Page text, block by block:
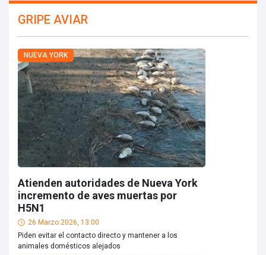
GRIPE AVIAR
NUEVA YORK
Atienden autoridades de Nueva York
incremento de aves muertas por
H5N1
26 Marzo 2026, 13:00
Piden evitar el contacto directo y mantener a los
animales domésticos alejados